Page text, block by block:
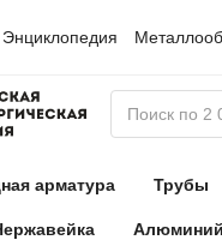
Энциклопедия
арматура Трубы
Алюминий